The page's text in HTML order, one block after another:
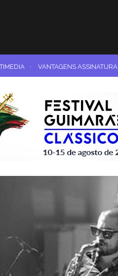
· VANTAGENS ASSINATURA